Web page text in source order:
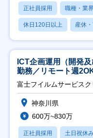
正社員採用 職種・業
休日120日以上 産休
ICT企画運用（開発
勤務／リモート週
富士フイルムサービス
神奈川県
600万~830万
正社員採用 土日祝休